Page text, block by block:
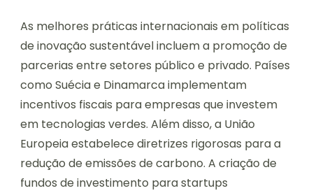
As melhores práticas internacionais em políticas
de inovação sustentável incluem a promoção de
parcerias entre setores público e privado. Países
como Suécia e Dinamarca implementam
incentivos fiscais para empresas que investem
em tecnologias verdes. Além disso, a União
Europeia estabelece diretrizes rigorosas para a
redução de emissões de carbono. A criação de
fundos de investimento para startups